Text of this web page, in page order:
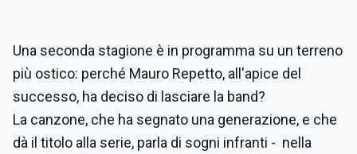
Una seconda stagione è in programma su un terreno
più ostico: perché Mauro Repetto, all'apice del
successo, ha deciso di lasciare la band?
La canzone, che ha segnato una generazione, e che
dà il titolo alla serie, parla di sogni infranti - nella